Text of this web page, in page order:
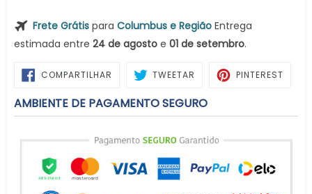
Frete Grátis para Columbus e Região Entrega
estimada entre 24 de agosto e 01 de setembro.
COMPARTILHAR COMPARTILHAR
TWEETAR TWEETARPINTERESTPIN
AMBIENTE DE PAGAMENTO SEGURO